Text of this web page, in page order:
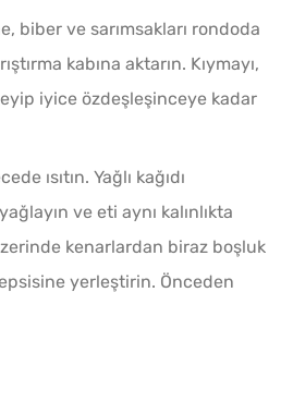
biber ve sarımsakları rondoda
kabına aktarın. Kıymayı,
iyice özdeşleşinceye kadar
ısıtın. Yağlı kağıdı
ve eti aynı kalınlıkta
kenarlardan biraz boşluk
yerleştirin. Önceden